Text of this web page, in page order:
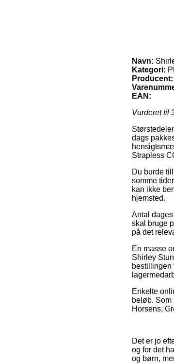
Navn:
Kategori:
Producent:
EAN:
Vurderet til
dags
Strapless
Du burde
somme
kan ikke
hjemsted.
Antal
skal bruge
på det
En masse
Shirley
bestillingen
Enkelte
beløb.
Horsens,
Det er jo
og for det
og børn,